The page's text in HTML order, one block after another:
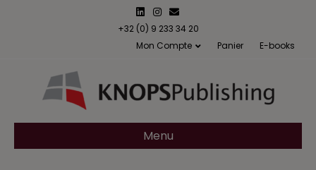
n
n
s
a
m
m
a
l
+32 (0) 9 233 34 20
Mon Compte
Panier E-books
Menu